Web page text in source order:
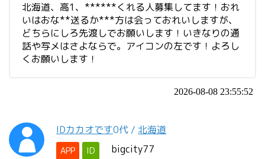
北海道、高1、******くれる人募集してます！おれ
いはおな**送るか***方は会っておれいしますが、
どちらにしろ先渡しでお願いします！いきなりの通
話や写メはさよならで。アイコンの左です！よろし
くお願いします！
2026-08-08 23:55:52
IDカカオです0代 / 北海道
APP ID bigcity77